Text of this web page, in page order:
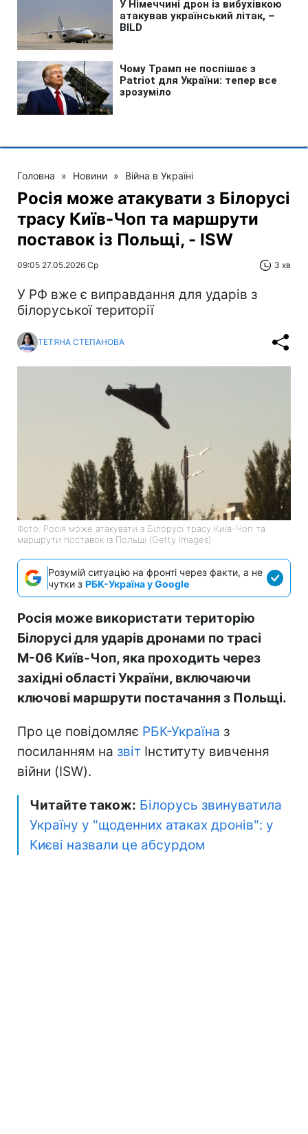
Головна » Новини » Війна в Україні
Росія може атакувати з Білорусі
трасу Київ-Чоп та маршрути
поставок із Польщі, - ISW
09:05 27.05.2026 Ср 3 хв
У РФ вже є виправдання для ударів з
білоруської території
ТЕТЯНА СТЕПАНОВА
Фото: Росія може атакувати з Білорусі трасу Київ-Чоп та
маршрути поставок із Польщі (Getty Images)
Розумій ситуацію на фронті через факти, а не
чутки з РБК-Україна у Google
Росія може використати територію
Білорусі для ударів дронами по трасі
М-06 Київ-Чоп, яка проходить через
західні області України, включаючи
ключові маршрути постачання з Польщі.
Про це повідомляє РБК-Україна з
посиланням на звіт Інституту вивчення
війни (ISW).
Читайте також: Білорусь звинуватила
Україну у "щоденних атаках дронів": у
Києві назвали це абсурдом